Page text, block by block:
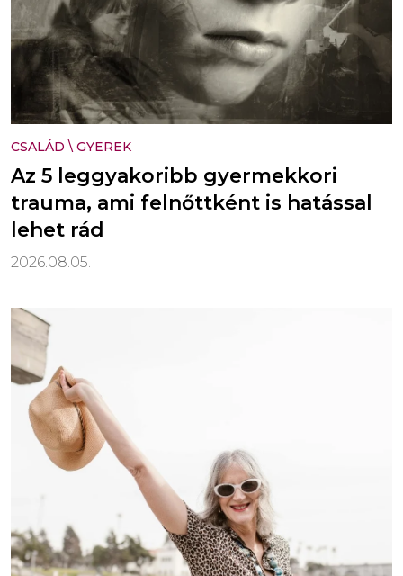
CSALÁD \ GYEREK
Az 5 leggyakoribb gyermekkori
trauma, ami felnőttként is hatással
lehet rád
2026.08.05.